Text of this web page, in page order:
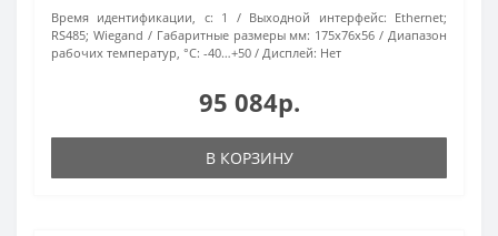
Время идентификации, с: 1 Выходной интерфейс: Ethernet;
RS485; Wiegand
Габаритные размеры мм: 175х76х56
Диапазон
рабочих температур, °С: -40…+50 Дисплей: Нет
95 084р.
В КОРЗИНУ